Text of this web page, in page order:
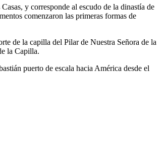
y corresponde al escudo de la dinastía de
comenzaron las primeras formas de
de la capilla del Pilar de Nuestra Señora de la
la Capilla.
puerto de escala hacia América desde el